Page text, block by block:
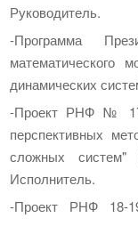
Руководитель.
-Программа
математического
динамических
-Проект РНФ № 17-
перспективных
сложных систем"
Исполнитель.
-Проект РНФ 18-